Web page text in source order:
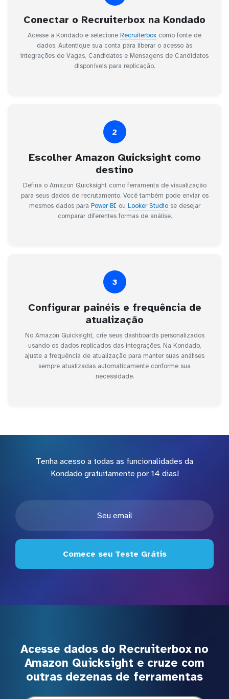
Conectar o Recruiterbox na Kondado
Acesse a Kondado e selecione Recruiterbox como fonte de
dados. Autentique sua conta para liberar o acesso às
integrações de Vagas, Candidatos e Mensagens de Candidatos
disponíveis para replicação.
2
Escolher Amazon Quicksight como
destino
Defina o Amazon Quicksight como ferramenta de visualização
para seus dados de recrutamento. Você também pode enviar os
mesmos dados para Power BI ou Looker Studiose desejar
comparar diferentes formas de análise.
3
Configurar painéis e frequência de
atualização
No Amazon Quicksight, crie seus dashboards personalizados
usando os dados replicados das integrações. Na Kondado,
ajuste a frequência de atualização para manter suas análises
sempre atualizadas automaticamente conforme sua
necessidade.
Tenha acesso a todas as funcionalidades da
Kondado gratuitamente por 14 dias!
Comece seu Teste Grátis
Acesse dados do Recruiterbox no
Amazon Quicksight e cruze com
outras dezenas de ferramentas